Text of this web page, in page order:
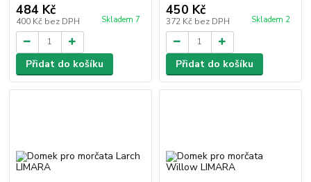
484 Kč
400 Kč bez DPH Skladem 7
Přidat do košíku
450 Kč
372 Kč bez DPH Skladem 2
Přidat do košíku